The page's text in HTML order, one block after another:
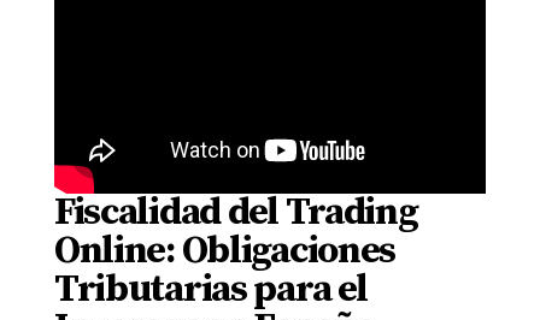
Fiscalidad del Trading
Online: Obligaciones
Tributarias para el